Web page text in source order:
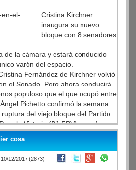
Cristina Kirchner
inaugura su nuevo
bloque con 8 senadores
de la cámara y estará conducido
varón del espacio.
Fernández de Kirchner volvió
el Senado. Pero ahora conducirá
populoso que el que ocupó entre
Pichetto confirmó la semana
del viejo bloque del Partido
la Victoria (PJ-FPV) para formar
Federal, con 25 escaños.
cosa
10/12/2017 (2873)